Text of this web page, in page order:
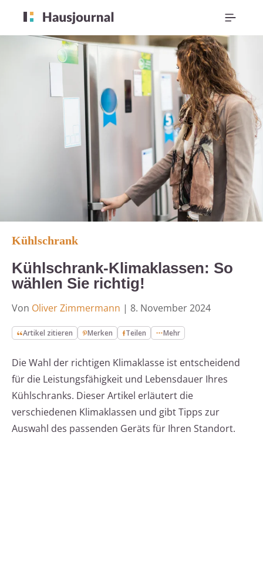
Kühlschrank
Kühlschrank-Klimaklassen: So
wählen Sie richtig!
Von Oliver Zimmermann | 8. November 2024
Artikel zitieren Merken Teilen Mehr
Die Wahl der richtigen Klimaklasse ist entscheidend
für die Leistungsfähigkeit und Lebensdauer Ihres
Kühlschranks. Dieser Artikel erläutert die
verschiedenen Klimaklassen und gibt Tipps zur
Auswahl des passenden Geräts für Ihren Standort.